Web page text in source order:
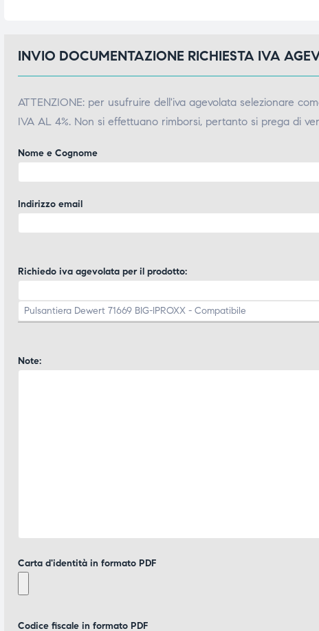
INVIO DOCUMENTAZIONE RICHIESTA IVA
ATTENZIONE: per usufruire dell'iva agevolata selezionare
IVA AL 4%. Non si effettuano rimborsi, pertanto si prega di
Nome e Cognome
Indirizzo email
Richiedo iva agevolata per il prodotto:
Note:
Carta d'identità in formato PDF
Codice fiscale in formato PDF